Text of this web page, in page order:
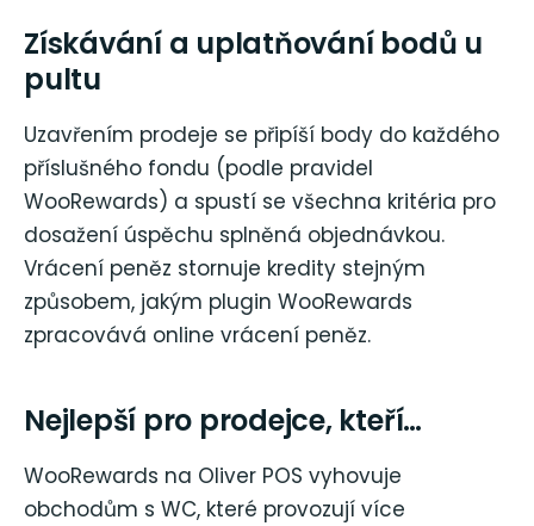
Získávání a uplatňování bodů u
pultu
Uzavřením prodeje se připíší body do každého
příslušného fondu (podle pravidel
WooRewards) a spustí se všechna kritéria pro
dosažení úspěchu splněná objednávkou.
Vrácení peněz stornuje kredity stejným
způsobem, jakým plugin WooRewards
zpracovává online vrácení peněz.
Nejlepší pro prodejce, kteří…
WooRewards na Oliver POS vyhovuje
obchodům s WC, které provozují více